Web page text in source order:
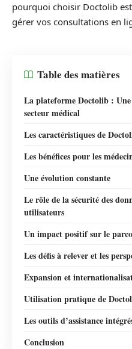
pourquoi choisir Doctolib
gérer vos consultations en
Table des matières
La plateforme Doctolib :
secteur médical
Les caractéristiques de
Les bénéfices pour les
Une évolution constante
Le rôle de la sécurité des
utilisateurs
Un impact positif sur le
Les défis à relever et les
Expansion et
Utilisation pratique de
Les outils d’assistance
Conclusion